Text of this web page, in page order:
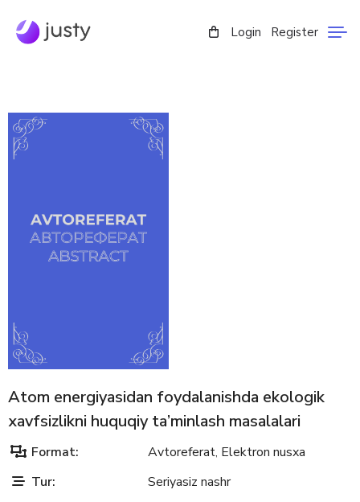
Login Register
Atom energiyasidan foydalanishda ekologik
xavfsizlikni huquqiy ta’minlash masalalari
Format: Avtoreferat, Elektron nusxa
Tur:
Seriyasiz nashr